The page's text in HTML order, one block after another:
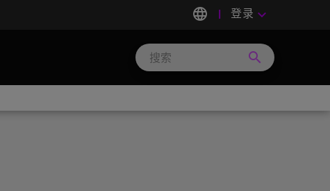
language 登录 keyboard_arrow_down
search